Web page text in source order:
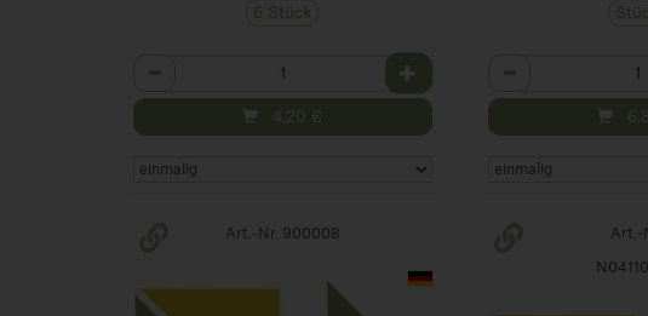
6 Stück
Anzahl
4,20 €
Anzahl
Art.-Nr. 900008
Art.-